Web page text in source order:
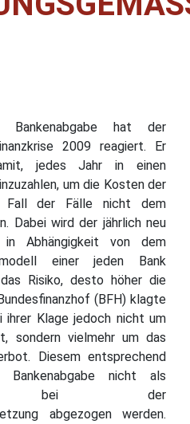
hat der
2009 reagiert. Er
jedes Jahr in einen
um die Kosten der
Fall der Fälle nicht dem
Dabei wird der jährlich neu
Abhängigkeit von dem
einer jeden Bank
Risiko, desto höher die
(BFH) klagte
ihrer Klage jedoch nicht um
sondern vielmehr um das
Diesem entsprechend
nicht als
bei der
abgezogen werden.